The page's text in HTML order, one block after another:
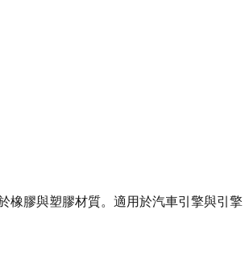
橡膠與塑膠材質。適用於汽車引擎與引擎